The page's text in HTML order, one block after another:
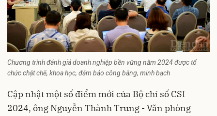
Chương trình đánh giá doanh nghiệp bền vững năm 2024 được tổ
chức chặt chẽ, khoa học, đảm bảo công bằng, minh bạch
Cập nhật một số điểm mới của Bộ chỉ số CSI
2024, ông Nguyễn Thành Trung - Văn phòng